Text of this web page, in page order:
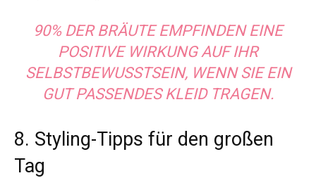
90% DER BRÄUTE EMPFINDEN EINE
POSITIVE WIRKUNG AUF IHR
SELBSTBEWUSSTSEIN, WENN SIE EIN
GUT PASSENDES KLEID TRAGEN.
8. Styling-Tipps für den großen
Tag